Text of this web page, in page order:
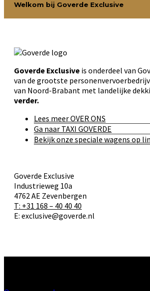
Welkom bij Goverde Exclusive
Goverde Exclusive is onderdeel van
van de grootste
van Noord-Brabant met landelijke
verder.
Lees meer OVER ONS
Ga naar TAXI GOVERDE
Bekijk onze speciale wagens op
Goverde Exclusive
Industrieweg 10a
4762 AE Zevenbergen
T: +31 168 – 40 40 40
E: exclusive@goverde.nl